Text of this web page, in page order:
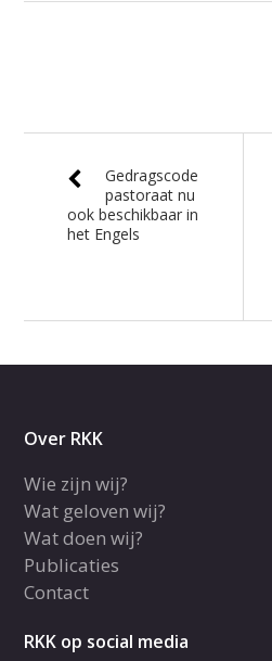
Gedragscode
pastoraat nu
ook beschikbaar in
het Engels
Over RKK
Wie zijn wij?
Wat geloven wij?
Wat doen wij?
Publicaties
Contact
RKK op social media